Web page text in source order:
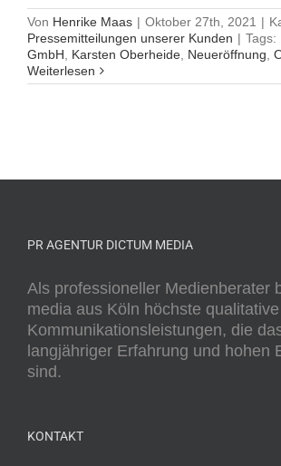
Von Henrike Maas | Oktober 27th, 2021 |
Pressemitteilungen unserer Kunden | Tags:
GmbH
Karsten Oberheide Neueröffnung
Weiterlesen
PR AGENTUR DICTUM MEDIA
Als professioneller Medienberater
media aus Köln höchste qualitative
Kommunikationsleistungen, die
langjähriger Erfahrung und hohen
sind.
KONTAKT